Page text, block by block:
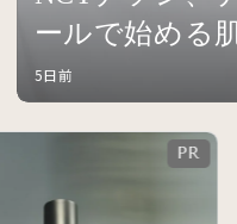
ールで始める
5日前